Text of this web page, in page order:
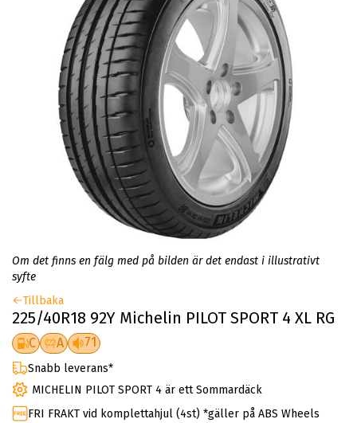
Om det finns en fälg med på bilden är det endast i illustrativt
syfte
Tillbaka
225/40R18 92Y Michelin PILOT SPORT 4 XL RG
C A 71
Snabb leverans*
MICHELIN PILOT SPORT 4 är ett Sommardäck
FRI FRAKT vid komplettahjul (4st) *gäller på ABS Wheels